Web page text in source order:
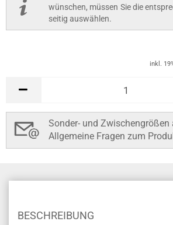
wünschen, müssen Sie die
seitig auswählen.
inkl.
Sonder- und
Allgemeine Fragen zum
BESCHREIBUNG